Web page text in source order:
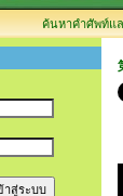
ค้นหาคำศัพท์แล